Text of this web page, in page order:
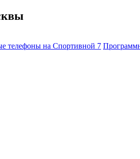
телефоны на Спортивной 7